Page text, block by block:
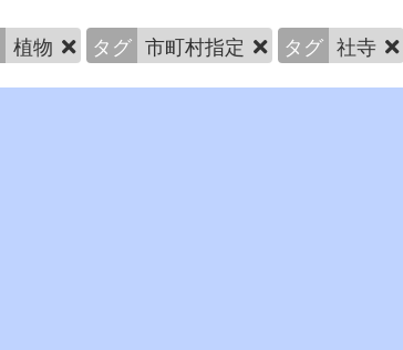
植物 タグ 市町村指定 タグ 社寺